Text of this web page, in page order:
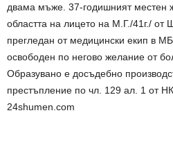
двама мъже. 37-годишният местен
областта на лицето на М.Г./41г./
прегледан от медицински екип в
освободен по негово желание от
Образувано е досъдебно
престъпление по чл. 129 ал. 1 от НК.
24shumen.com